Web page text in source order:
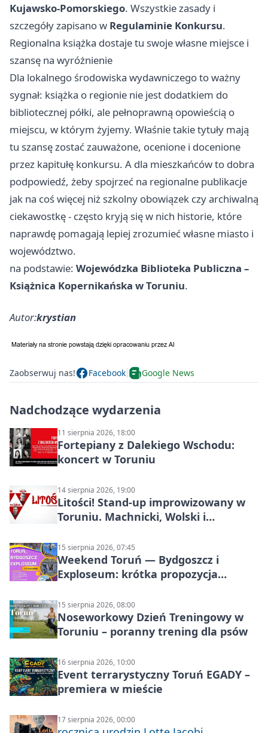
Kujawsko-Pomorskiego. Wszystkie zasady i
szczegóły zapisano w Regulaminie Konkursu.
Regionalna książka dostaje tu swoje własne miejsce i
szansę na wyróżnienie
Dla lokalnego środowiska wydawniczego to ważny
sygnał: książka o regionie nie jest dodatkiem do
bibliotecznej półki, ale pełnoprawną opowieścią o
miejscu, w którym żyjemy. Właśnie takie tytuły mają
tu szansę zostać zauważone, ocenione i docenione
przez kapitułę konkursu. A dla mieszkańców to dobra
podpowiedź, żeby spojrzeć na regionalne publikacje
jak na coś więcej niż szkolny obowiązek czy archiwalną
ciekawostkę - często kryją się w nich historie, które
naprawdę pomagają lepiej zrozumieć własne miasto i
województwo.
na podstawie: Wojewódzka Biblioteka Publiczna –
Książnica Kopernikańska w Toruniu.
Autor:krystian
Zaobserwuj nas! Facebook Google News
Nadchodzące wydarzenia
11 sierpnia 2026, 18:00
Fortepiany z Dalekiego Wschodu:
koncert w Toruniu
14 sierpnia 2026, 19:00
Litości! Stand-up improwizowany w
Toruniu. Machnicki, Wolski i
15 sierpnia 2026, 07:45
Weekend Toruń — Bydgoszcz i
Exploseum: krótka propozycja
15 sierpnia 2026, 08:00
Noseworkowy Dzień Treningowy w
Toruniu – poranny trening dla psów
16 sierpnia 2026, 10:00
Event terrarystyczny Toruń EGADY –
premiera w mieście
17 sierpnia 2026, 00:00